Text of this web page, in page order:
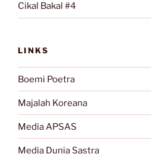
Cikal Bakal #4
LINKS
Boemi Poetra
Majalah Koreana
Media APSAS
Media Dunia Sastra